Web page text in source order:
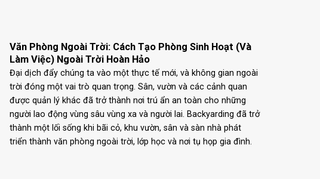
Văn Phòng Ngoài Trời: Cách Tạo Phòng Sinh Hoạt (Và
Làm Việc) Ngoài Trời Hoàn Hảo
Đại dịch đẩy chúng ta vào một thực tế mới, và không gian ngoài
trời đóng một vai trò quan trọng. Sân, vườn và các cảnh quan
được quản lý khác đã trở thành nơi trú ẩn an toàn cho những
người lao động vùng sâu vùng xa và người lai. Backyarding đã trở
thành một lối sống khi bãi cỏ, khu vườn, sân và sàn nhà phát
triển thành văn phòng ngoài trời, lớp học và nơi tụ họp gia đình.